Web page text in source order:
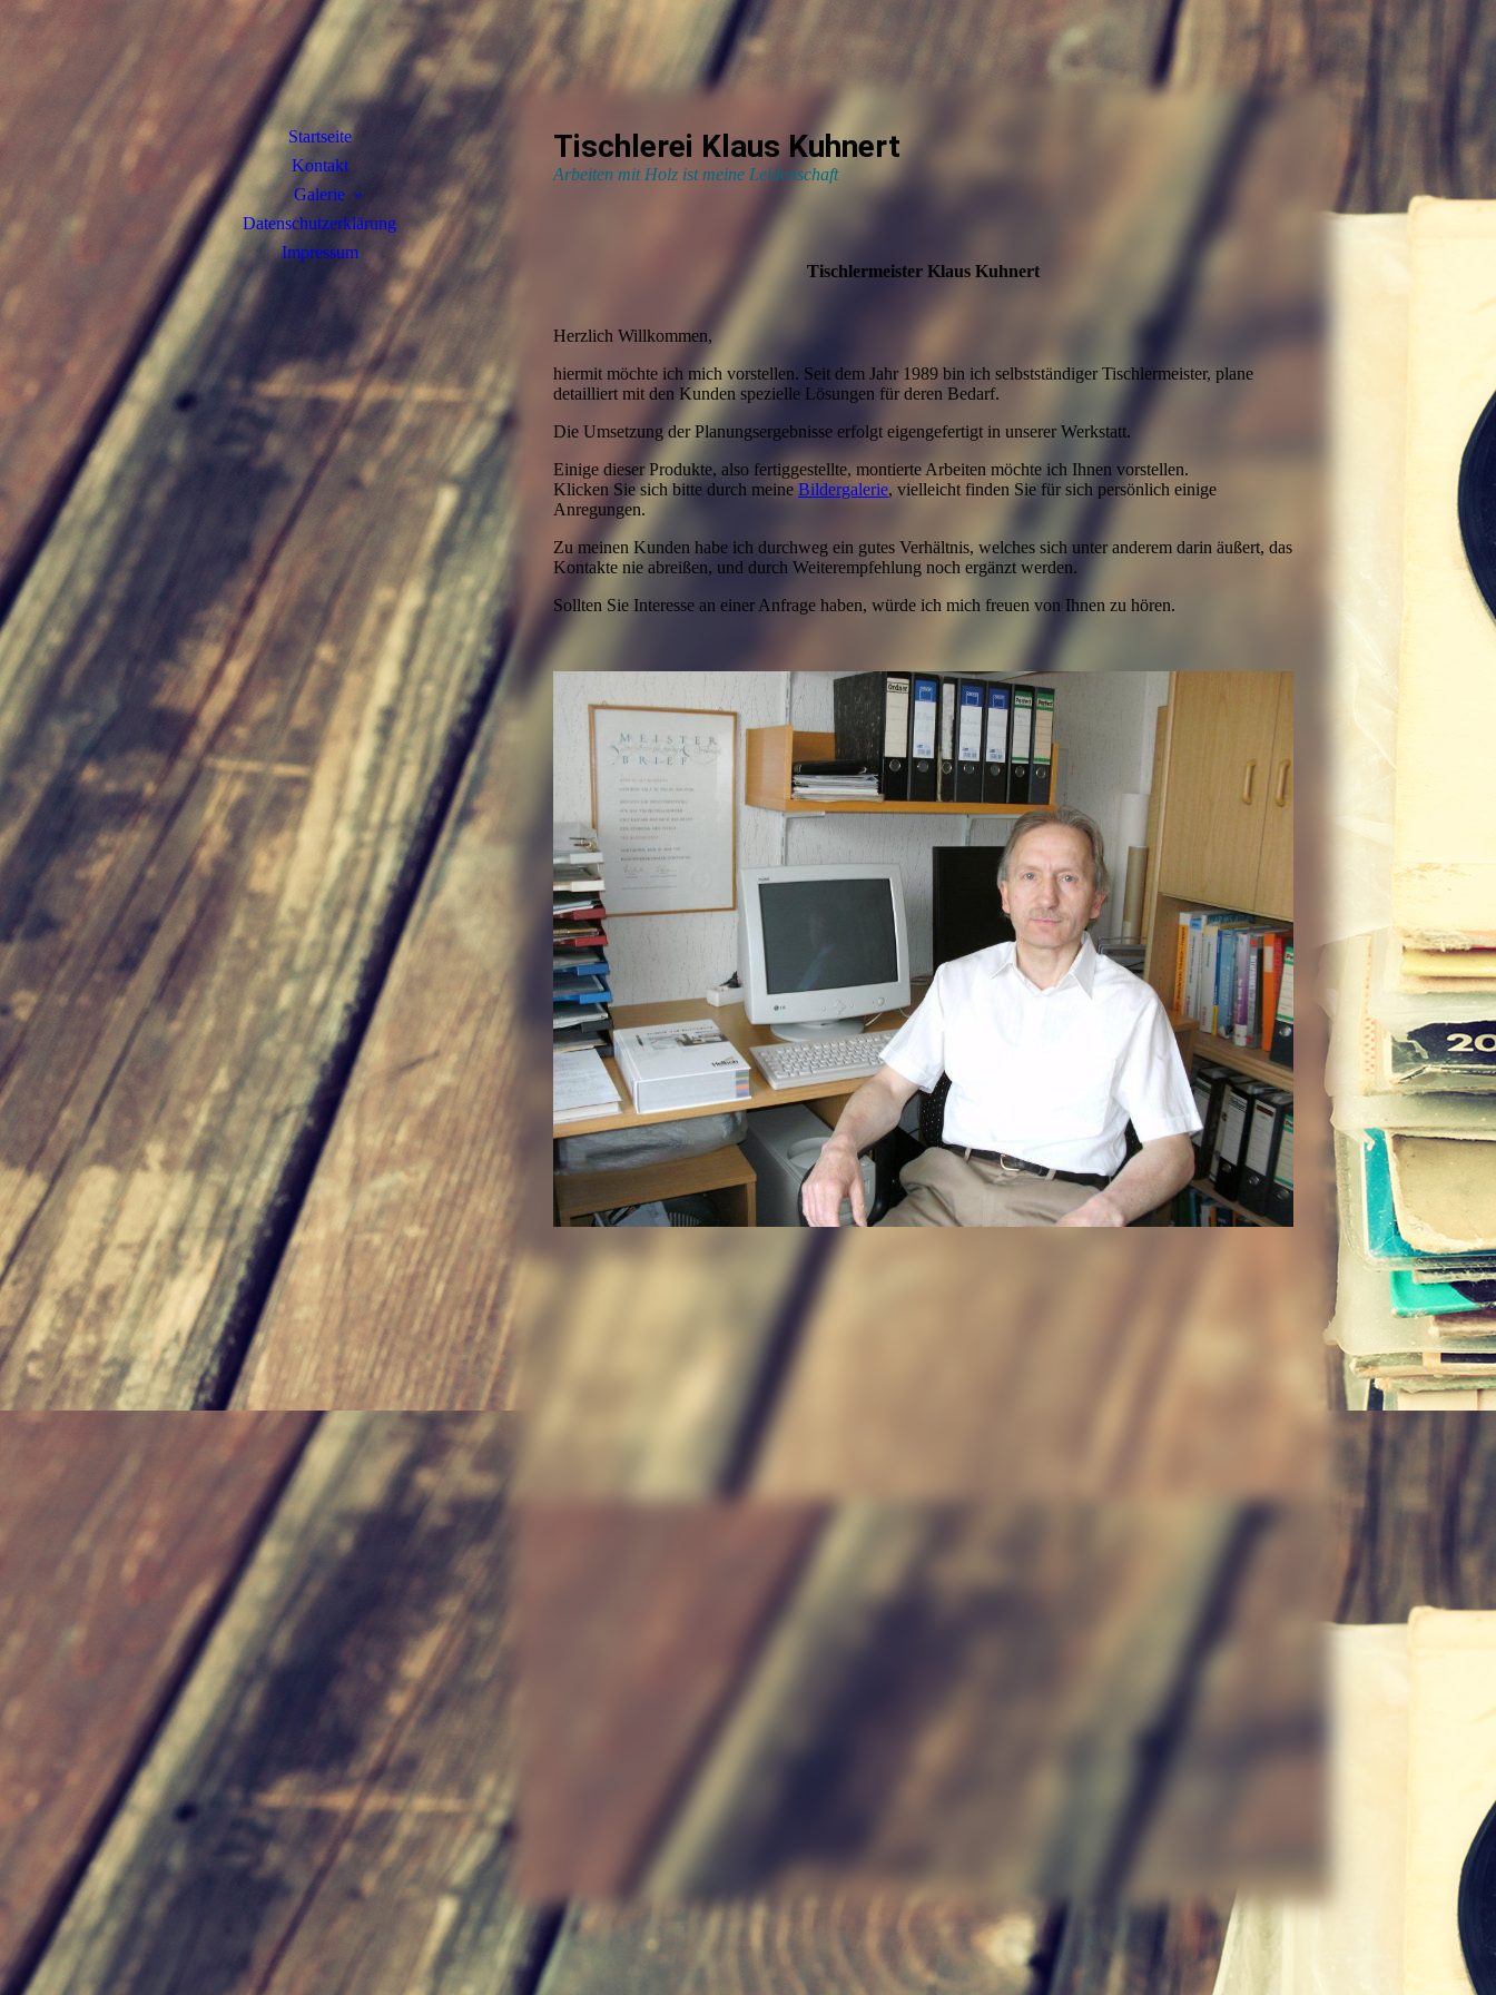
Startseite
Kontakt
Galerie
Datenschutzerklärung
Impressum
Tischlerei Klaus Kuhnert
Arbeiten mit Holz ist meine Leidenschaft
Tischlermeister Klaus Kuhnert
Herzlich Willkommen,
hiermit möchte ich mich vorstellen. Seit dem Jahr 1989 bin ich selbstständiger Tischlermeister, plane
detailliert mit den Kunden spezielle Lösungen für deren Bedarf.
Die Umsetzung der Planungsergebnisse erfolgt eigengefertigt in unserer Werkstatt.
Einige dieser Produkte, also fertiggestellte, montierte Arbeiten möchte ich Ihnen vorstellen.
Klicken Sie sich bitte durch meine Bildergalerie, vielleicht finden Sie für sich persönlich einige
Anregungen.
Zu meinen Kunden habe ich durchweg ein gutes Verhältnis, welches sich unter anderem darin äußert, das
Kontakte nie abreißen, und durch Weiterempfehlung noch ergänzt werden.
Sollten Sie Interesse an einer Anfrage haben, würde ich mich freuen von Ihnen zu hören.